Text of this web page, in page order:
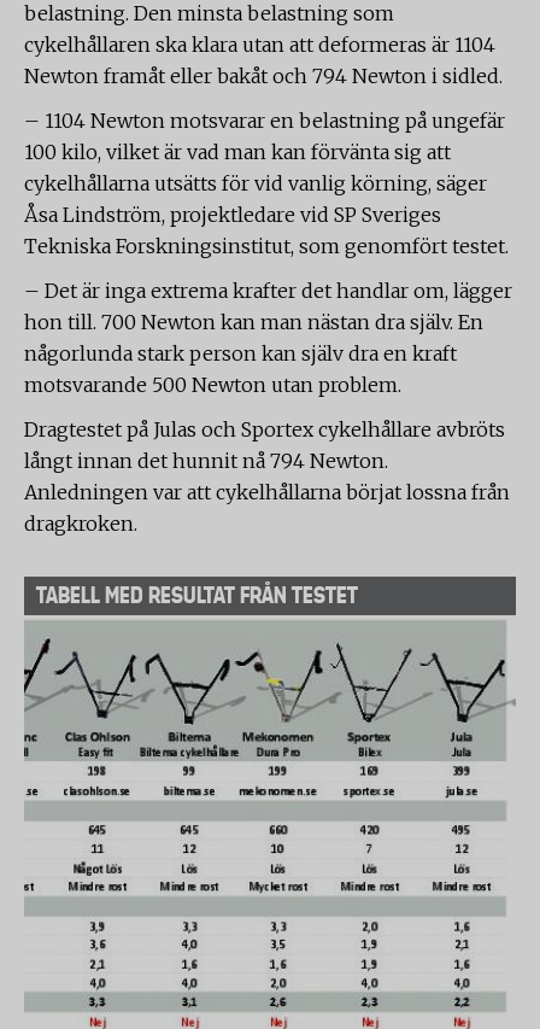
belastning. Den minsta belastning som
cykelhållaren ska klara utan att deformeras är 1104
Newton framåt eller bakåt och 794 Newton i sidled.
– 1104 Newton motsvarar en belastning på ungefär
100 kilo, vilket är vad man kan förvänta sig att
cykelhållarna utsätts för vid vanlig körning, säger
Åsa Lindström, projektledare vid SP Sveriges
Tekniska Forskningsinstitut, som genomfört testet.
– Det är inga extrema krafter det handlar om, lägger
hon till. 700 Newton kan man nästan dra själv. En
någorlunda stark person kan själv dra en kraft
motsvarande 500 Newton utan problem.
Dragtestet på Julas och Sportex cykelhållare avbröts
långt innan det hunnit nå 794 Newton.
Anledningen var att cykelhållarna börjat lossna från
dragkroken.
TABELL MED RESULTAT FRÅN TESTET